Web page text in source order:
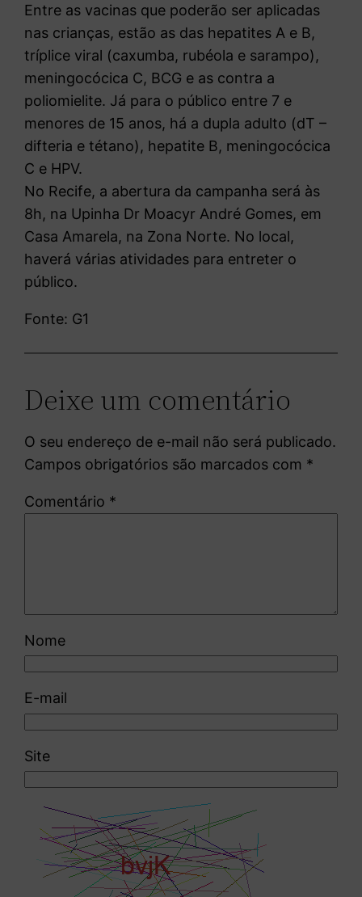
Entre as vacinas que poderão ser aplicadas
nas crianças, estão as das hepatites A e B,
tríplice viral (caxumba, rubéola e sarampo),
meningocócica C, BCG e as contra a
poliomielite. Já para o público entre 7 e
menores de 15 anos, há a dupla adulto (dT –
difteria e tétano), hepatite B, meningocócica
C e HPV.
No Recife, a abertura da campanha será às
8h, na Upinha Dr Moacyr André Gomes, em
Casa Amarela, na Zona Norte. No local,
haverá várias atividades para entreter o
público.
Fonte: G1
Deixe um comentário
O seu endereço de e-mail não será publicado.
Campos obrigatórios são marcados com *
Comentário *
Nome
E-mail
Site